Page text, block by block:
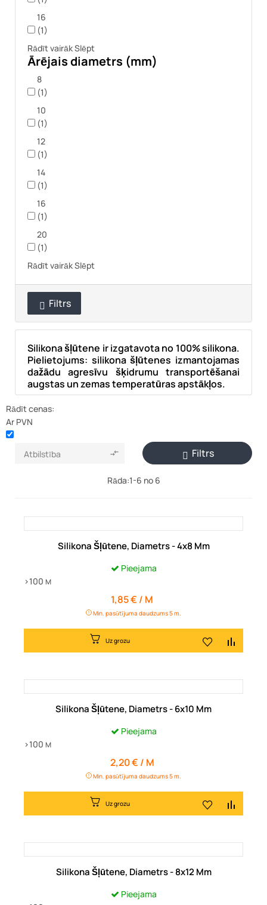
16
(1)
Rādīt vairākSlēpt
Ārējais diametrs (mm)
8
(1)
10
(1)
12
(1)
14
(1)
16
(1)
20
(1)
Rādīt vairākSlēpt
 Filtrs
Silikona šļūtene ir izgatavota no 100% silikona.
Pielietojums: silikona šļūtenes izmantojamas
dažādu agresīvu šķidrumu transportēšanai
augstas un zemas temperatūras apstākļos.
Rādīt cenas:
Ar PVN

Atbilstība  Filtrs
Rāda:1-6 no 6
Silikona Šļūtene, Diametrs - 4x8 Mm
Pieejama
>100 M
Cena
1,85 € / M
Min. pasūtījuma daudzums 5 m.
Uz grozu
Silikona Šļūtene, Diametrs - 6x10 Mm
Pieejama
>100 M
Cena
2,20 € / M
Min. pasūtījuma daudzums 5 m.
Uz grozu
Silikona Šļūtene, Diametrs - 8x12 Mm
Pieejama